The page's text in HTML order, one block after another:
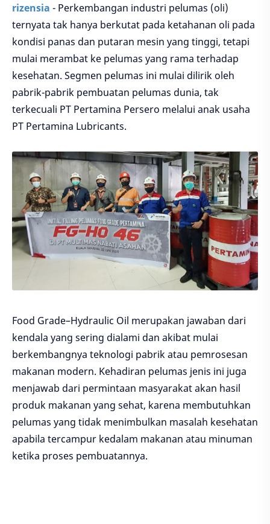
rizensia - Perkembangan industri pelumas (oli)
ternyata tak hanya berkutat pada ketahanan oli pada
kondisi panas dan putaran mesin yang tinggi, tetapi
mulai merambat ke pelumas yang rama terhadap
kesehatan. Segmen pelumas ini mulai dilirik oleh
pabrik-pabrik pembuatan pelumas dunia, tak
terkecuali PT Pertamina Persero melalui anak usaha
PT Pertamina Lubricants.
Food Grade–Hydraulic Oil merupakan jawaban dari
kendala yang sering dialami dan akibat mulai
berkembangnya teknologi pabrik atau pemrosesan
makanan modern. Kehadiran pelumas jenis ini juga
menjawab dari permintaan masyarakat akan hasil
produk makanan yang sehat, karena membutuhkan
pelumas yang tidak menimbulkan masalah kesehatan
apabila tercampur kedalam makanan atau minuman
ketika proses pembuatannya.